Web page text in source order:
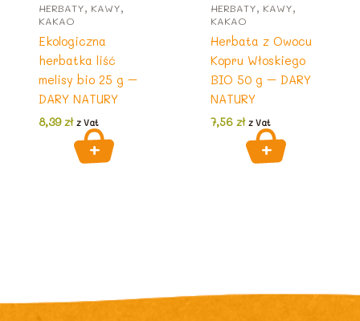
HERBATY, KAWY,
KAKAO
Ekologiczna
herbatka liść
melisy bio 25 g –
DARY NATURY
8,39zł z Vat
HERBATY, KAWY,
KAKAO
Herbata z Owocu
Kopru Włoskiego
BIO 50 g – DARY
NATURY
7,56 zł z Vat